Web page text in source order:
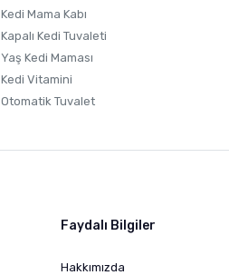
Kedi Mama Kabı
Kapalı Kedi Tuvaleti
Yaş Kedi Maması
Kedi Vitamini
Otomatik Tuvalet
Faydalı Bilgiler
Hakkımızda